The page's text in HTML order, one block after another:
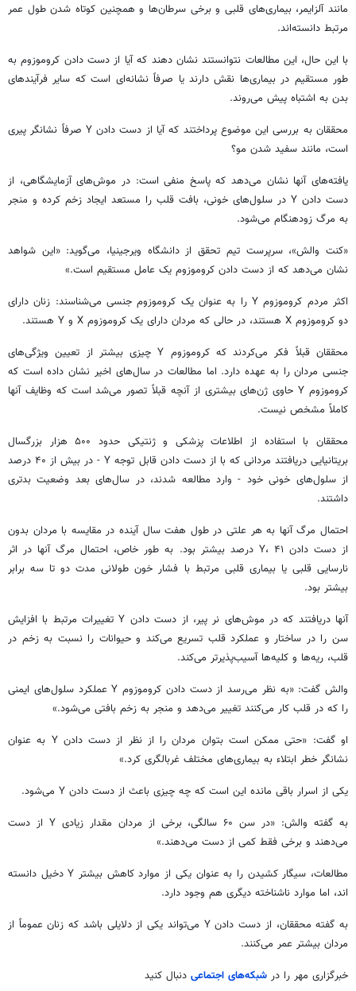
مانند آلزایمر، بیماری‌های قلبی و برخی سرطان‌ها و همچنین کوتاه شدن طول عمر
مرتبط دانسته‌اند.
با این حال، این مطالعات نتوانستند نشان دهند که آیا از دست دادن کروموزوم به
طور مستقیم در بیماری‌ها نقش دارند یا صرفاً نشانه‌ای است که سایر فرآیندهای
بدن به اشتباه پیش می‌روند.
محققان به بررسی این موضوع پرداختند که آیا از دست دادن Y صرفاً نشانگر پیری
است، مانند سفید شدن مو؟
یافته‌های آنها نشان می‌دهد که پاسخ منفی است: در موش‌های آزمایشگاهی، از
دست دادن Y در سلول‌های خونی، بافت قلب را مستعد ایجاد زخم کرده و منجر
به مرگ زودهنگام می‌شود.
«کنت والش»، سرپرست تیم تحقق از دانشگاه ویرجینیا، می‌گوید: «این شواهد
نشان می‌دهد که از دست دادن کروموزوم یک عامل مستقیم است.»
اکثر مردم کروموزوم Y را به عنوان یک کروموزوم جنسی می‌شناسند: زنان دارای
دو کروموزوم X هستند، در حالی که مردان دارای یک کروموزوم X و Y هستند.
محققان قبلاً فکر می‌کردند که کروموزوم Y چیزی بیشتر از تعیین ویژگی‌های
جنسی مردان را به عهده دارد. اما مطالعات در سال‌های اخیر نشان داده است که
کروموزوم Y حاوی ژن‌های بیشتری از آنچه قبلاً تصور می‌شد است که وظایف آنها
کاملاً مشخص نیست.
محققان با استفاده از اطلاعات پزشکی و ژنتیکی حدود ۵۰۰ هزار بزرگسال
بریتانیایی دریافتند مردانی که با از دست دادن قابل توجه Y - در بیش از ۴۰ درصد
از سلول‌های خونی خود - وارد مطالعه شدند، در سال‌های بعد وضعیت بدتری
داشتند.
احتمال مرگ آنها به هر علتی در طول هفت سال آینده در مقایسه با مردان بدون
از دست دادن Y، ۴۱ درصد بیشتر بود. به طور خاص، احتمال مرگ آنها در اثر
نارسایی قلبی یا بیماری قلبی مرتبط با فشار خون طولانی مدت دو تا سه برابر
بیشتر بود.
آنها دریافتند که در موش‌های نر پیر، از دست دادن Y تغییرات مرتبط با افزایش
سن را در ساختار و عملکرد قلب تسریع می‌کند و حیوانات را نسبت به زخم در
قلب، ریه‌ها و کلیه‌ها آسیب‌پذیرتر می‌کند.
والش
گفت: «به نظر می‌رسد از دست دادن کروموزوم Y عملکرد سلول‌های ایمنی
را که در قلب کار می‌کنند تغییر می‌دهد و منجر به زخم بافتی می‌شود.»
او گفت: «حتی ممکن است بتوان مردان را از نظر از دست دادن Y به عنوان
نشانگر خطر ابتلاء به بیماری‌های مختلف غربالگری کرد.»
یکی از اسرار باقی مانده این است که چه چیزی باعث از دست دادن Y می‌شود.
به گفته والش
: «در سن ۶۰ سالگی، برخی از مردان مقدار زیادی Y از دست
می‌دهند و برخی فقط کمی از دست می‌دهند.»
مطالعات، سیگار کشیدن را به عنوان یکی از موارد کاهش بیشتر Y دخیل دانسته
اند، اما موارد ناشناخته دیگری هم وجود دارد.
به گفته محققان، از دست دادن Y می‌تواند یکی از دلایلی باشد که زنان عموماً از
مردان بیشتر عمر می‌کنند.
خبرگزاری مهر را در شبکه‌های اجتماعی دنبال کنید